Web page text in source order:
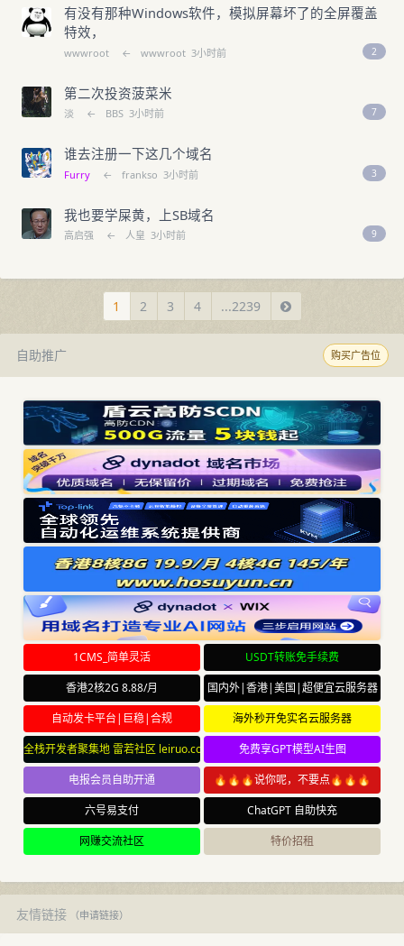
有没有那种Windows软件，模拟屏幕坏了的全屏覆盖
特效，
wwwroot ← wwwroot 3小时前 2
第二次投资菠菜米
淡 ← BBS 3小时前 7
谁去注册一下这几个域名
Furry ← frankso 3小时前 3
我也要学屎黄，上SB域名
高启强 ← 人皇 3小时前 9
1 2 3 4 ...2239
自助推广 购买广告位
1CMS_简单灵活
USDT转账免手续费
香港2核2G 8.88/月
国内外|香港|美国|超便宜云服务器
自动发卡平台|巨稳|合规
海外秒开免实名云服务器
全栈开发者聚集地 雷若社区 leiruo.com
免费享GPT模型AI生图
电报会员自助开通
🔥🔥🔥说你呢，不要点🔥🔥🔥
六号易支付
ChatGPT 自助快充
网赚交流社区
特价招租
友情链接（申请链接）